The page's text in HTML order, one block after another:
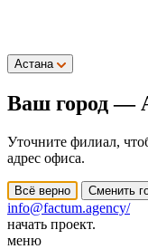
Астана
Ваш город —
Уточните филиал,
адрес офиса.
Всё верно Сменить
info@factum.agency/
начать проект.
меню